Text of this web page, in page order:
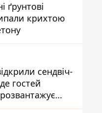
ґрунтові
крихтою
сендвіч-
гостей